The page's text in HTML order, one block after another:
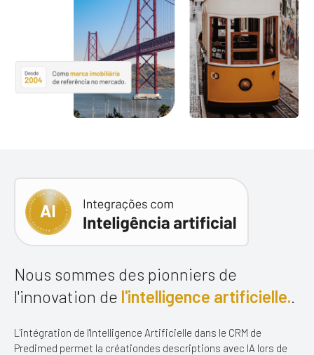
Nous sommes des pionniers de
l'innovation de l'intelligence artificielle.
L'intégration de l'Intelligence Artificielle dans le CRM de
Predimed permet la créationdes descriptions avec IA lors de